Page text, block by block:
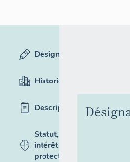
Désignation
Historique
Description
Statut,
intérêt et
protection